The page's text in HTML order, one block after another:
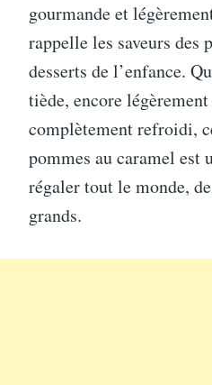
gourmande et
rappelle les saveurs des
desserts de l’enfance.
tiède, encore
complètement refroidi,
pommes au caramel est
régaler tout le monde,
grands.